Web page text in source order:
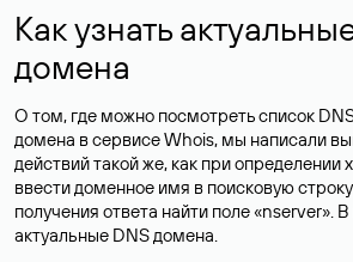
Как узнать
домена
О том, где можно посмотреть список
домена в сервисе Whois, мы написали
действий такой же, как при определении
ввести доменное имя в поисковую
получения ответа найти поле «nserver».
актуальные DNS домена.